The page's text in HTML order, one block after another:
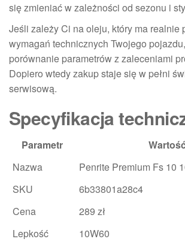
się zmieniać w zależności od sezonu i
Jeśli zależy Ci na oleju, który ma realnie
wymagań technicznych Twojego
porównanie parametrów z zaleceniami
Dopiero wtedy zakup staje się w pełni
serwisową.
Specyfikacja
Parametr
Wartość
Nazwa
Penrite Premium Fs 10
SKU
6b33801a28c4
Cena
289 zł
Lepkość
10W60